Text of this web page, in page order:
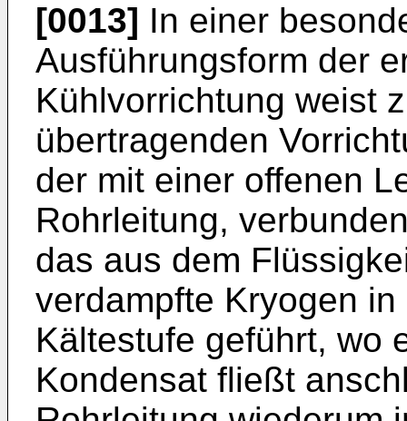
[0013] In einer
Ausführungsform der
Kühlvorrichtung weist
übertragenden
der mit einer offenen
Rohrleitung,
das aus dem
verdampfte Kryogen
Kältestufe geführt, wo
Kondensat fließt